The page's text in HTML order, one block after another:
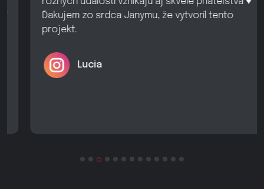
Ďakujem zo srdca Janymu, že vytvoril tento
projekt.
Lucia